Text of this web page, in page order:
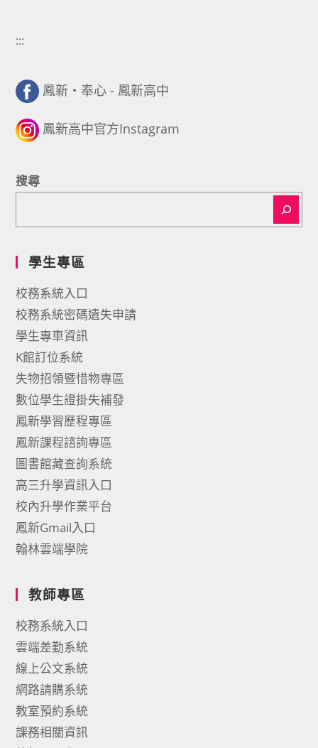
:::
鳳新・奉心 - 鳳新高中
鳳新高中官方Instagram
搜尋
學生專區
校務系統入口
校務系統密碼遺失申請
學生專車資訊
K館訂位系統
失物招領暨惜物專區
數位學生證掛失補發
鳳新學習歷程專區
鳳新課程諮詢專區
圖書館藏查詢系統
高三升學資訊入口
校內升學作業平台
鳳新Gmail入口
翰林雲端學院
教師專區
校務系統入口
雲端差勤系統
線上公文系統
網路請購系統
教室預約系統
課務相關資訊